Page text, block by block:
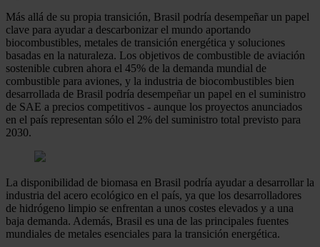
Más allá de su propia transición, Brasil podría desempeñar un papel
clave para ayudar a descarbonizar el mundo aportando
biocombustibles, metales de transición energética y soluciones
basadas en la naturaleza. Los objetivos de combustible de aviación
sostenible cubren ahora el 45% de la demanda mundial de
combustible para aviones, y la industria de biocombustibles bien
desarrollada de Brasil podría desempeñar un papel en el suministro
de SAE a precios competitivos - aunque los proyectos anunciados
en el país representan sólo el 2% del suministro total previsto para
2030.
La disponibilidad de biomasa en Brasil podría ayudar a desarrollar la
industria del acero ecológico en el país, ya que los desarrolladores
de hidrógeno limpio se enfrentan a unos costes elevados y a una
baja demanda. Además, Brasil es una de las principales fuentes
mundiales de metales esenciales para la transición energética.